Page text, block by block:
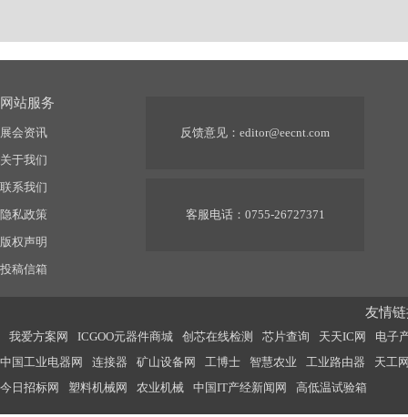
网站服务
展会资讯
关于我们
联系我们
隐私政策
版权声明
投稿信箱
反馈意见： editor@eecnt.com
客服电话：0755-26727371
友情
我爱方案网 ICGOO元器件商城 创芯在线检测 芯片查询 天天IC网
电子
中国工业电器网
连接器 矿山设备网 工博士 智慧农业 工业路由器
天工
今日招标网
塑料机械网 农业机械 中国IT产经新闻网 高低温试验箱